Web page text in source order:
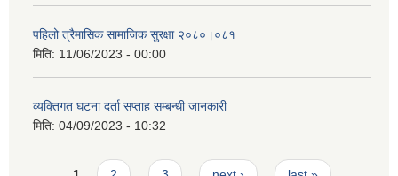
पहिलो त्रैमासिक सामाजिक सुरक्षा २०८०।०८१
मिति: 11/06/2023 - 00:00
व्यक्तिगत घटना दर्ता सप्ताह सम्बन्धी जानकारी
मिति: 04/09/2023 - 10:32